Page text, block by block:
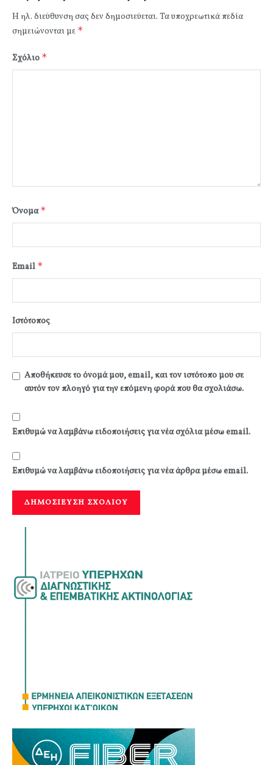
Η ηλ. διεύθυνση σας δεν δημοσιεύεται. Τα υποχρεωτικά πεδία
σημειώνονται με *
Σχόλιο *
Όνομα*
Email *
Ιστότοπος
Αποθήκευσε το όνομά μου, email, και τον ιστότοπο μου σε
αυτόν τον πλοηγό για την επόμενη φορά που θα σχολιάσω.
Επιθυμώ να λαμβάνω ειδοποιήσεις για νέα σχόλια μέσω email.
Επιθυμώ να λαμβάνω ειδοποιήσεις για νέα άρθρα μέσω email.